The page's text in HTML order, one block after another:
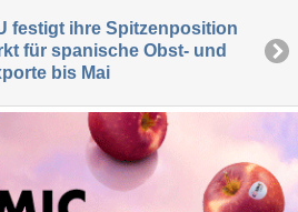
festigt ihre Spitzenposition
für spanische Obst- und
bis Mai